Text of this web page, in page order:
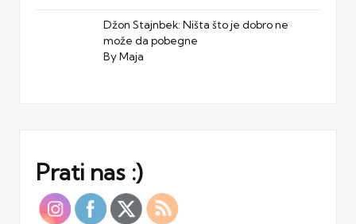
Džon Stajnbek: Ništa što je dobro ne
može da pobegne
By Maja
Prati nas :)